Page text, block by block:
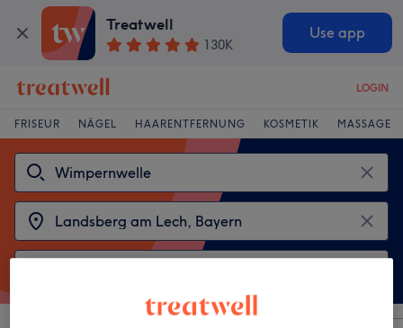
Treatwell
130K
Use app
LOGIN
FRISEUR NÄGEL HAARENTFERNUNG KOSMETIK MASSAGE